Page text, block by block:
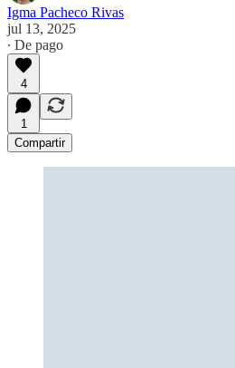
Igma Pacheco Rivas
jul 13, 2025
∙ De pago
4
1
Compartir